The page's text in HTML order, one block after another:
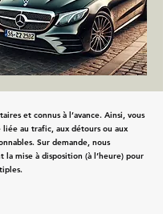
et connus à l’avance. Ainsi, vous
au trafic, aux détours ou aux
Sur demande, nous
la mise à disposition (à l’heure) pour